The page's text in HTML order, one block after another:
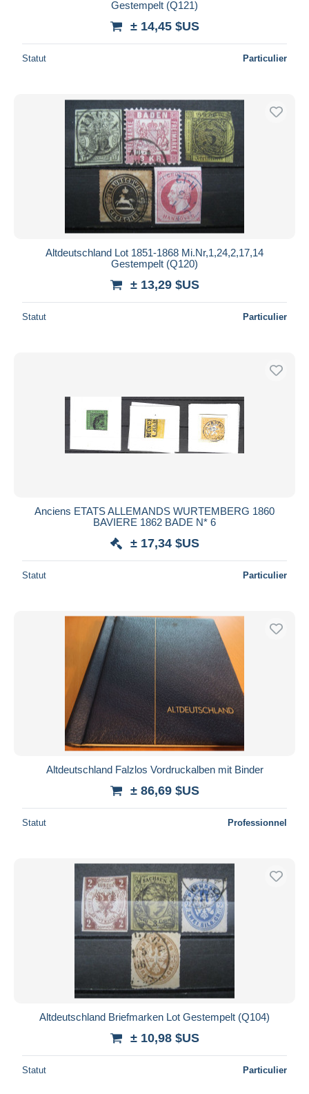
Gestempelt (Q121)
± 14,45 $US
Statut Particulier
Altdeutschland Lot 1851-1868 Mi.Nr,1,24,2,17,14
Gestempelt (Q120)
± 13,29 $US
Statut Particulier
Anciens ETATS ALLEMANDS WURTEMBERG 1860
BAVIERE 1862 BADE N* 6
± 17,34 $US
Statut Particulier
Altdeutschland Falzlos Vordruckalben mit Binder
± 86,69 $US
Statut Professionnel
Altdeutschland Briefmarken Lot Gestempelt (Q104)
± 10,98 $US
Statut Particulier